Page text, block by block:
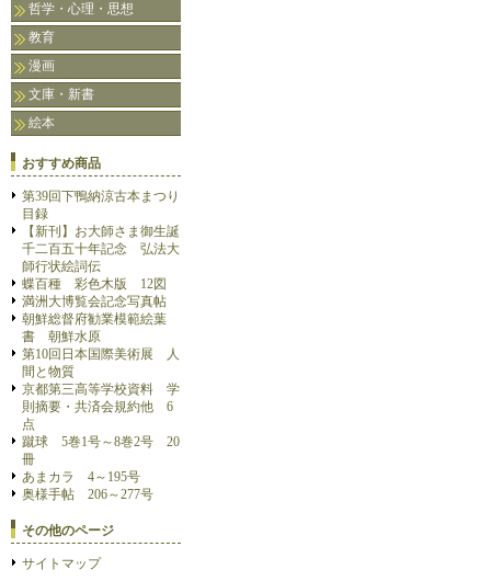
哲学・心理・思想
教育
漫画
文庫・新書
絵本
おすすめ商品
第39回下鴨納涼古本まつり
目録
【新刊】お大師さま御生誕
千二百五十年記念 弘法大
師行状絵詞伝
蝶百種 彩色木版 12図
満洲大博覧会記念写真帖
朝鮮総督府勧業模範絵葉
書 朝鮮水原
第10回日本国際美術展 人
間と物質
京都第三高等学校資料 学
則摘要・共済会規約他 6
点
蹴球 5巻1号～8巻2号 20
冊
あまカラ 4～195号
奥様手帖 206～277号
その他のページ
サイトマップ